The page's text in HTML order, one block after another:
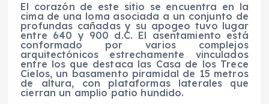
El corazón de este sitio se encuentra en la
cima de una loma asociada a un conjunto de
profundas cañadas y su apogeo tuvo lugar
entre 640 y 900 d.C. El asentamiento está
conformado por varios complejos
arquitectónicos estrechamente vinculados
entre los que destaca las Casa de los Trece
Cielos, un basamento piramidal de 15 metros
de altura, con plataformas laterales que
cierran un amplio patio hundido.